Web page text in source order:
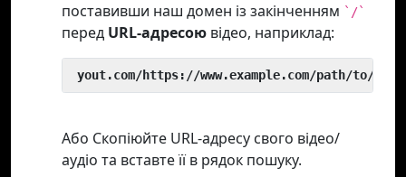
поставивши наш домен із закінченням `/`
перед URL-адресою відео, наприклад:
yout.com/https://www.example.com/path/to/
Або Скопіюйте URL-адресу свого відео/
аудіо та вставте її в рядок пошуку.